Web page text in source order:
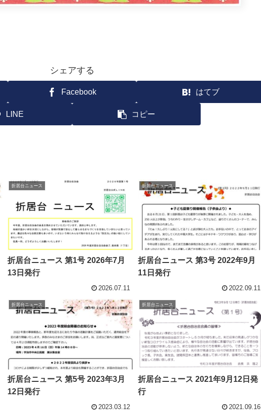
シェアする
Facebook はてブ
LINE コピー
折居台ニュース
折居台ニュース 第1号 2026年7月
13日発行
2026.07.11
折居台ニュース
折居台ニュース 第3号 2022年9月
11日発行
2022.09.11
折居台ニュース
折居台ニュース 第5号 2023年3月
12日発行
2023.03.12
折居台ニュース
折居台ニュース 2021年9月12日発
行
2021.09.16